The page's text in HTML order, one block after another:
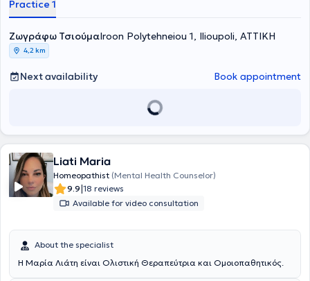
Dermatological Diseases of Athens "Andreas Syngros" of the
attended the Classical Homeopathy training program and, following
examinations, received the corresponding diploma from the Hellenic
Society of Homeopathic Medicine.
Practice 1
Ζωγράφω ΤσιούμαIroon Polytehneiou 1, Ilioupoli, ΑΤΤΙΚΗ
4,2 km
Next availability Book appointment
Liati Maria
Homeopathist (Mental Health Counselor)
9.9|18 reviews
Available for video consultation
About the specialist
Η Μαρία Λιάτη είναι Ολιστική Θεραπεύτρια και Ομοιοπαθητικός.